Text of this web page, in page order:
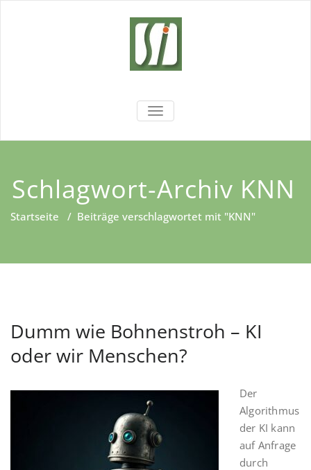
Institut
Wir fördern Ihre Entwicklung!
NAVIGATION UMSCHALTEN
Schlagwort-Archiv KNN
Startseite / Beiträge verschlagwortet mit "KNN"
Dumm wie Bohnenstroh – KI
oder wir Menschen?
Der
Algorithmus
der KI kann
auf Anfrage
durch